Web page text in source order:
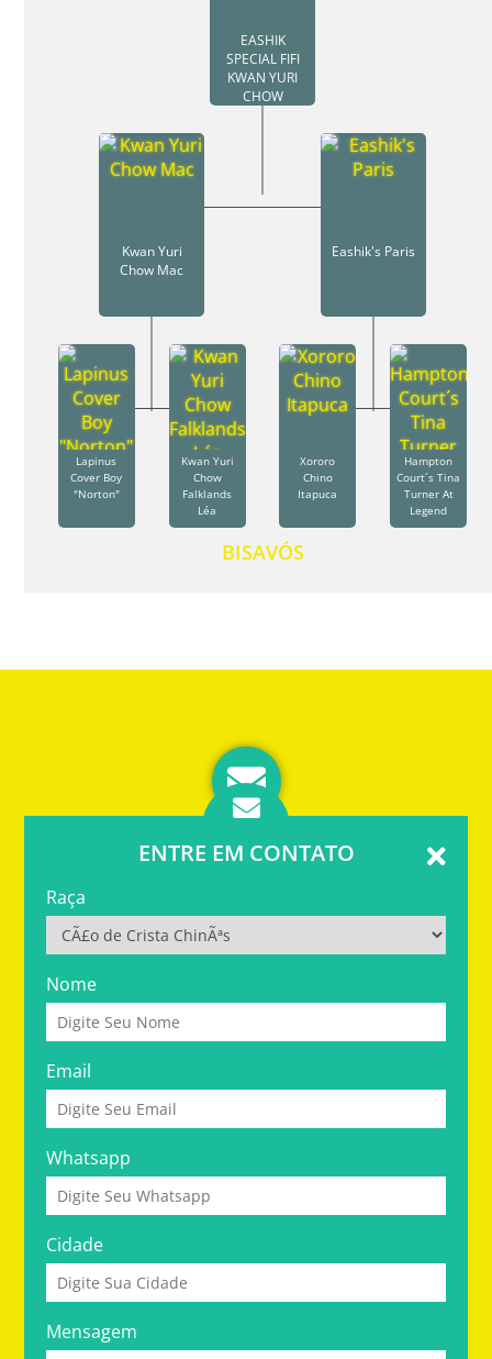
EASHIK
SPECIAL FIFI
KWAN YURI
CHOW
Kwan Yuri
Chow Mac
Eashik's Paris
Lapinus
Cover Boy
"Norton"
Kwan Yuri
Chow
Falklands
Léa
Xororo
Chino
Itapuca
Hampton
Court´s Tina
Turner At
Legend
BISAVÓS
ENTRE EM CONTATO
Raça
Nome
Email
Whatsapp
Cidade
Mensagem